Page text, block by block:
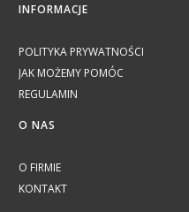
INFORMACJE
POLITYKA PRYWATNOŚCI
JAK MOŻEMY POMÓC
REGULAMIN
O NAS
O FIRMIE
KONTAKT